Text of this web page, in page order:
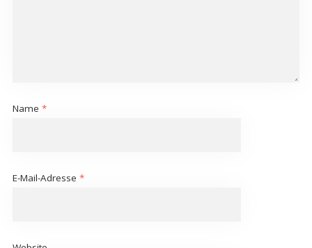
Name *
E-Mail-Adresse *